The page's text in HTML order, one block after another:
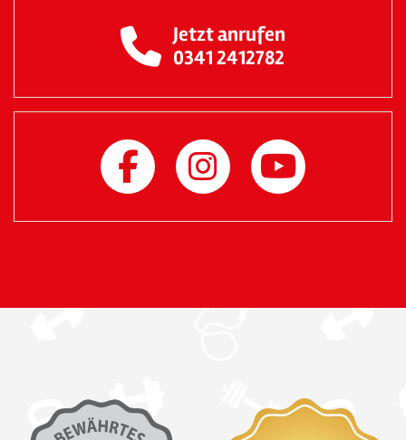
Jetzt anrufen
0341 2412782